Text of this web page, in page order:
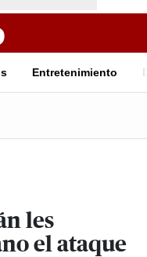
Entretenimiento
les
el ataque